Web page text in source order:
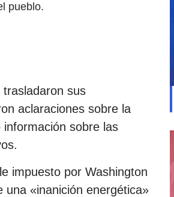
pueblo.
sus
aclaraciones sobre la
sobre las
impuesto por Washington
una «inanición energética»